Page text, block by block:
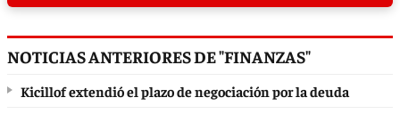
NOTICIAS ANTERIORES DE "FINANZAS"
Kicillof extendió el plazo de negociación por la deuda